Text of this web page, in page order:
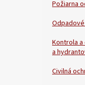
Požiarna
Kontrola
a
Civilná